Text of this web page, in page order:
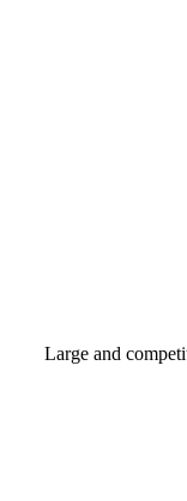
Large and